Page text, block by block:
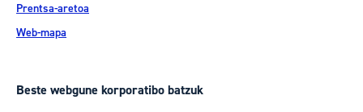
Prentsa-aretoa
Web-mapa
Beste webgune korporatibo batzuk